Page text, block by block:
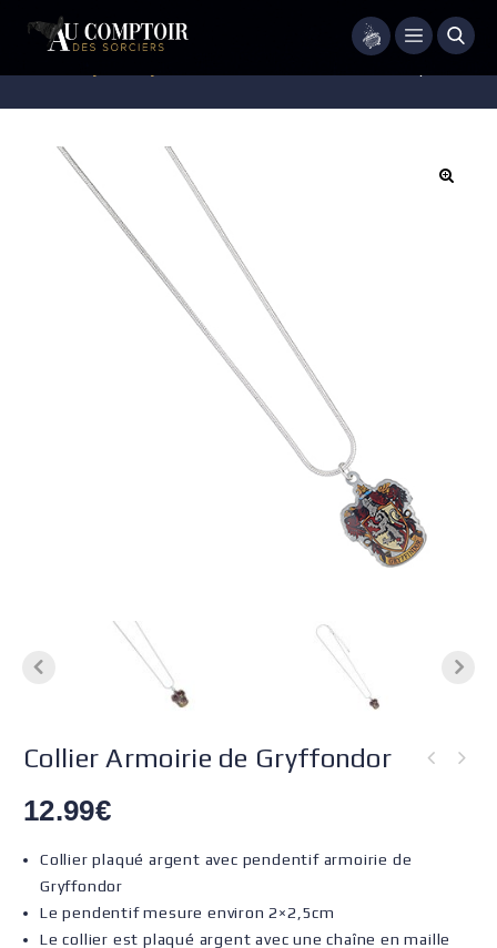
Menu
Collier Armoirie de Gryffondor
12.99€
Collier plaqué argent avec pendentif armoirie de
Gryffondor
Le pendentif mesure environ 2×2,5cm
Le collier est plaqué argent avec une chaîne en maille